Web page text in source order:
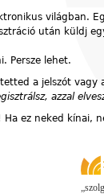
világban.
után küldj
Persze lehet.
a jelszót vagy
azzal
Ha ez neked kínai,